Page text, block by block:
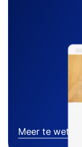
Meer te weten